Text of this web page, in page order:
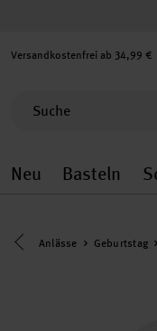
Versandkostenfrei ab 34,99 €
Neu
Neu
Basteln
Eine Kategorie
Anlässe Geburtstag